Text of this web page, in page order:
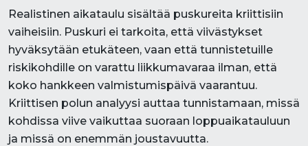
Realistinen aikataulu sisältää puskureita kriittisiin
vaiheisiin. Puskuri ei tarkoita, että viivästykset
hyväksytään etukäteen, vaan että tunnistetuille
riskikohdille on varattu liikkumavaraa ilman, että
koko hankkeen valmistumispäivä vaarantuu.
Kriittisen polun analyysi auttaa tunnistamaan, missä
kohdissa viive vaikuttaa suoraan loppuaikatauluun
ja missä on enemmän joustavuutta.